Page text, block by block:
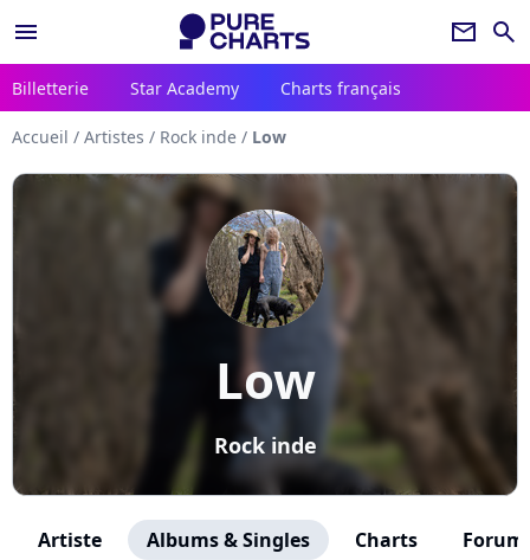
menu newsletter search
Billetterie Star Academy Charts français
Accueil / Artistes / Rock inde / Low
Low
Rock inde
Artiste Albums & Singles Charts